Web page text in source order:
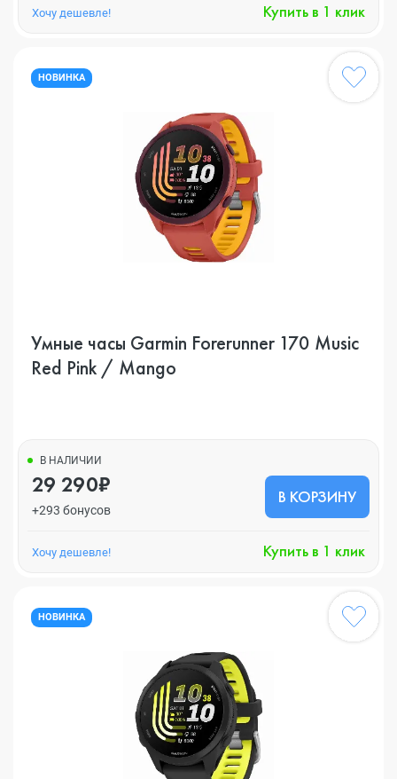
Хочу дешевле! Купить в 1 клик
НОВИНКА
Умные часы Garmin Forerunner 170 Music
Red Pink / Mango
В НАЛИЧИИ
29 290₽
+293 бонусов
В КОРЗИНУ
Хочу дешевле! Купить в 1 клик
НОВИНКА